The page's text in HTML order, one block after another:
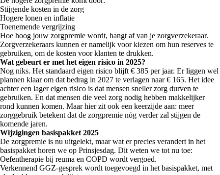
Stijgende kosten in de zorg
Hogere lonen en inflatie
Toenemende vergrijzing
Hoe hoog jouw zorgpremie wordt, hangt af van je zorgverzekeraar.
Zorgverzekeraars kunnen er namelijk voor kiezen om hun reserves te
gebruiken, om de kosten voor klanten te drukken.
Wat gebeurt er met het eigen risico in 2025?
Nog niks. Het standaard eigen risico blijft € 385 per jaar. Er liggen wel
plannen klaar om dat bedrag in 2027 te verlagen naar € 165. Het idee
achter een lager eigen risico is dat mensen sneller zorg durven te
gebruiken. En dat mensen die veel zorg nodig hebben makkelijker
rond kunnen komen. Maar hier zit ook een keerzijde aan: meer
zorggebruik betekent dat de zorgpremie nóg verder zal stijgen de
komende jaren.
Wijzigingen basispakket 2025
De zorgpremie is nu uitgelekt, maar wat er precies verandert in het
basispakket horen we op Prinsjesdag. Dit weten we tot nu toe:
Oefentherapie bij reuma en COPD wordt vergoed.
Verkennend GGZ-gesprek wordt toegevoegd in het basispakket, met